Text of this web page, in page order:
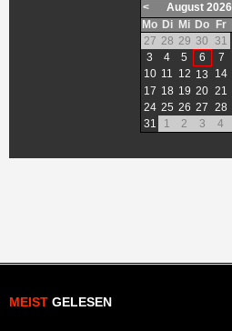
< August 2026
Mo Di Mi Do Fr
27 28 29 30 31
3
4 5 6 7
10 11 12 13 14
17 18 19 20 21
24 25 26 27 28
31
1 2 3 4
MEIST GELESEN